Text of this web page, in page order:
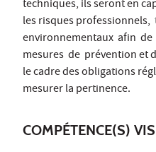
techniques, ils seront en
les risques
environnementaux afin
mesures de prévention et
le cadre des obligations
mesurer la pertinence.
COMPÉTENCE(S)